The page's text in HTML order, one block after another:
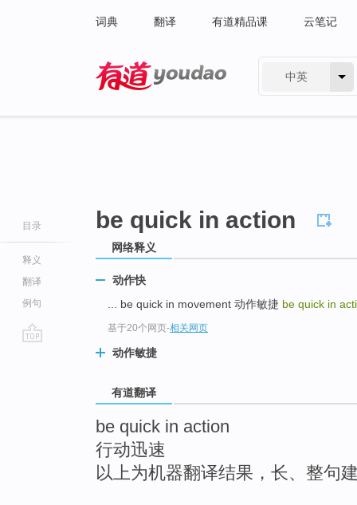
词典 翻译 有道精品课 云笔记
中英
目录
释义
翻译
例句
be quick in action
网络释义
动作快
... be quick in movement 动作敏捷 be quick in
基于20个网页-相关网页
动作敏捷
有道翻译
be quick in action
行动迅速
以上为机器翻译结果，长、整句